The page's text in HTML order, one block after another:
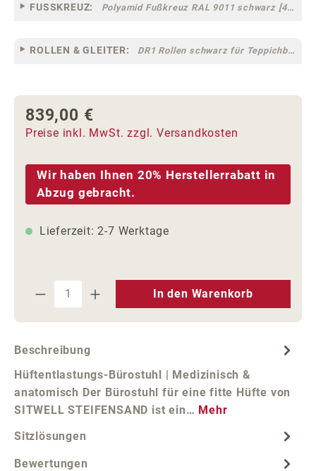
FUSSKREUZ: Polyamid Fußkreuz RAL 9011 schwarz [44]
ROLLEN & GLEITER: DR1 Rollen schwarz für Teppichböden [10]
Regulärer Preis:
839,00 €
Preise inkl. MwSt. zzgl. Versandkosten
Wir haben Ihnen 20% Herstellerrabatt in
Abzug gebracht.
Lieferzeit: 2-7 Werktage
Produkt Anzahl: Gib den
In den Warenkorb
Beschreibung
Hüftentlastungs-Bürostuhl | Medizinisch &
anatomisch Der Bürostuhl für eine fitte Hüfte von
SITWELL STEIFENSAND ist ein… Mehr
Sitzlösungen
Bewertungen